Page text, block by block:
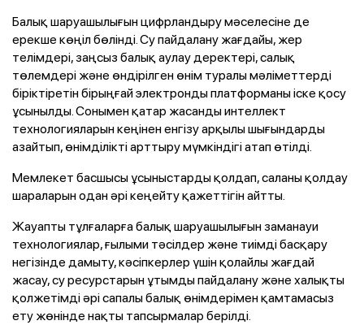
Балық шаруашылығын цифрландыру мәселесіне де
ерекше көңіл бөлінді. Су пайдалану жағдайы, жер
телімдері, заңсыз балық аулау деректері, салық
төлемдері және өндірілген өнім туралы мәліметтерді
біріктіретін бірыңғай электронды платформаны іске қосу
ұсынылды. Сонымен қатар жасанды интеллект
технологияларын кеңінен енгізу арқылы шығындарды
азайтып, өнімділікті арттыру мүмкіндігі атап өтілді.
Мемлекет басшысы ұсыныстарды қолдап, саланы қолдау
шараларын одан әрі кеңейту қажеттігін айтты.
Жауапты тұлғаларға балық шаруашылығын заманауи
технологиялар, ғылыми тәсілдер және тиімді басқару
негізінде дамыту, кәсіпкерлер үшін қолайлы жағдай
жасау, су ресурстарын ұтымды пайдалану және халықты
қолжетімді әрі сапалы балық өнімдерімен қамтамасыз
ету жөнінде нақты тапсырмалар берілді.